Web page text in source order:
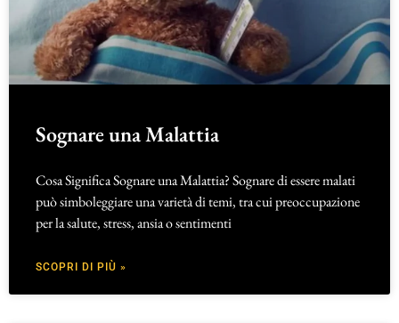
Sognare una Malattia
Cosa Significa Sognare una Malattia? Sognare di essere malati
può simboleggiare una varietà di temi, tra cui preoccupazione
per la salute, stress, ansia o sentimenti
SCOPRI DI PIÙ »